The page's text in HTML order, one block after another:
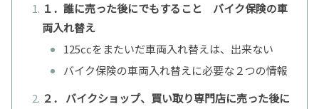
１．誰に売った後にでもすること バイク保険の車
両入れ替え
125ccをまたいだ車両入れ替えは、出来ない
バイク保険の車両入れ替えに必要な２つの情報
２． バイクショップ、買い取り専門店に売った後に